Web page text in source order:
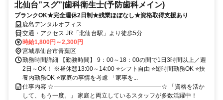
北仙台”スグ”|歯科衛生士(予防歯科メイン)
ブランクOK★完全週休2日制★残業ほぼなし★資格取得支援あり
鹿島デンタルオフィス
交通・アクセス JR「北仙台駅」より徒歩5分
時給1,800円～2,300円
宮城県仙台市青葉区
勤務時間詳細 【勤務時間】 9：00～18：00の間で1日3時間以上／週
2日～OK！ ※昼休憩13:00～14:00 ⭐シフト自由 ⭐短時間勤務OK ⭐扶
養内勤務OK ⭐家庭の事情を考慮 「家事を...
仕事内容 ☆――――――――――――――――――☆ 「資格を活か
して、もう一度。」 家庭と両立しているスタッフが多数活躍中！